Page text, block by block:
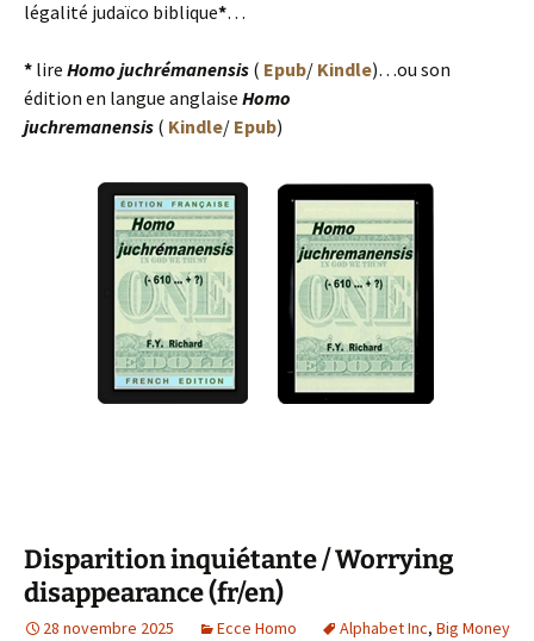
légalité judaïco biblique*…
* lire Homo juchrémanensis ( Epub/ Kindle)…ou son
édition en langue anglaise Homo
juchremanensis ( Kindle/ Epub)
Disparition inquiétante / Worrying
disappearance (fr/en)
28 novembre 2025 Ecce Homo Alphabet Inc, Big Money